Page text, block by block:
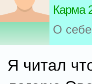
Карма
О себе
Я читал